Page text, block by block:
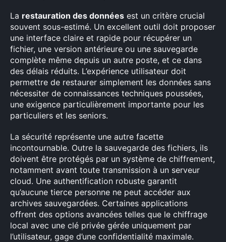
La restauration des données est un critère crucial
souvent sous-estimé. Un excellent outil doit proposer
une interface claire et rapide pour récupérer un
fichier, une version antérieure ou une sauvegarde
complète même depuis un autre poste, et ce dans
des délais réduits. L’expérience utilisateur doit
permettre de restaurer simplement les données sans
nécessiter de connaissances techniques poussées,
une exigence particulièrement importante pour les
particuliers et les seniors.
La sécurité représente une autre facette
incontournable. Outre la sauvegarde des fichiers, ils
doivent être protégés par un système de chiffrement,
notamment avant toute transmission à un serveur
cloud. Une authentification robuste garantit
qu’aucune tierce personne ne peut accéder aux
archives sauvegardées. Certaines applications
offrent des options avancées telles que le chiffrage
local avec une clé privée gérée uniquement par
l’utilisateur, gage d’une confidentialité maximale.